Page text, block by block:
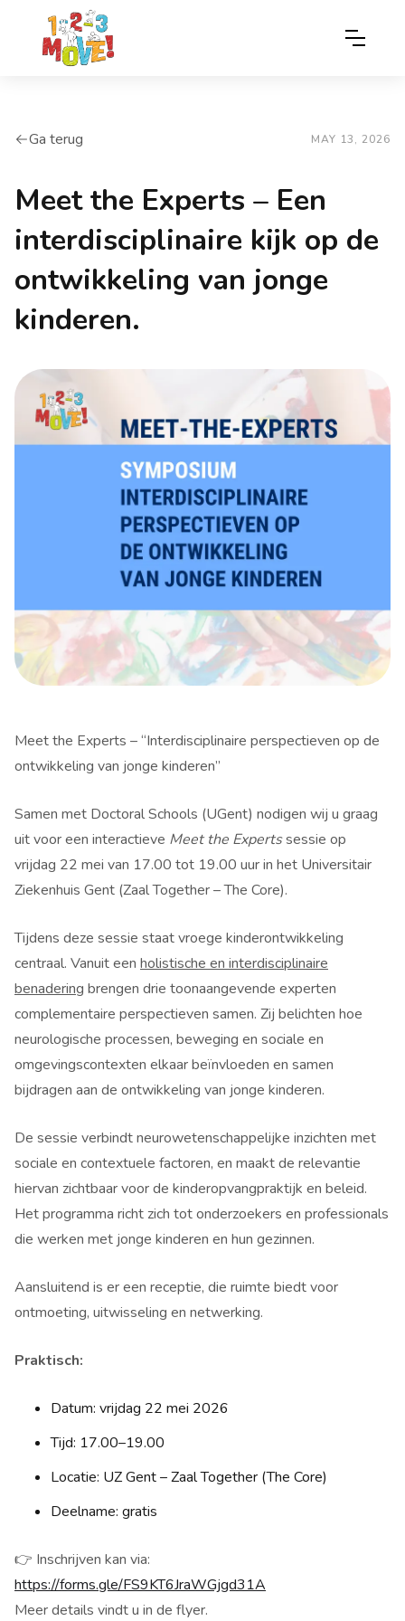
arrow-leftGa terug MAY 13, 2026
Meet the Experts – Een
interdisciplinaire kijk op de
ontwikkeling van jonge
kinderen.
Meet the Experts – “Interdisciplinaire perspectieven op de
ontwikkeling van jonge kinderen”
Samen met Doctoral Schools (UGent) nodigen wij u graag
uit voor een interactieve Meet the Expertssessie op
vrijdag 22 mei van 17.00 tot 19.00 uur in het Universitair
Ziekenhuis Gent (Zaal Together – The Core).
Tijdens deze sessie staat vroege kinderontwikkeling
centraal. Vanuit een holistische en interdisciplinaire
benadering brengen drie toonaangevende experten
complementaire perspectieven samen. Zij belichten hoe
neurologische processen, beweging en sociale en
omgevingscontexten elkaar beïnvloeden en samen
bijdragen aan de ontwikkeling van jonge kinderen.
De sessie verbindt neurowetenschappelijke inzichten met
sociale en contextuele factoren, en maakt de relevantie
hiervan zichtbaar voor de kinderopvangpraktijk en beleid.
Het programma richt zich tot onderzoekers en professionals
die werken met jonge kinderen en hun gezinnen.
Aansluitend is er een receptie, die ruimte biedt voor
ontmoeting, uitwisseling en netwerking.
Praktisch:
Datum: vrijdag 22 mei 2026
Tijd: 17.00–19.00
Locatie: UZ Gent – Zaal Together (The Core)
Deelname: gratis
👉 Inschrijven kan via:
https://forms.gle/FS9KT6JraWGjgd31A
Meer details vindt u in de flyer.